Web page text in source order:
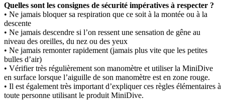
Quelles sont les consignes de sécurité impératives à respecter ?
• Ne jamais bloquer sa respiration que ce soit à la montée ou à la
descente
• Ne jamais descendre si l’on ressent une sensation de gêne au
niveau des oreilles, du nez ou des yeux
• Ne jamais remonter rapidement (jamais plus vite que les petites
bulles d’air)
• Vérifier très régulièrement son manomètre et utiliser la MiniDive
en surface lorsque l’aiguille de son manomètre est en zone rouge.
• Il est également très important d’expliquer ces règles élémentaires à
toute personne utilisant le produit MiniDive.